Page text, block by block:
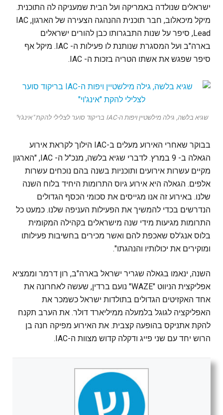
ישראלים שנולדה באמריקה ועל הבית שמעניקה לה התוכנית.
מיקל מיכאלוב, חבר תוכנית ההנהגה הצעירה של הארגון, IAC
Lead, סיפר על שנות התבגרותו כבן להורים ישראלים
בארה"ב ועל המסגרת שנותנת לו פעילות ה- IAC. מיקל אף
סיפר שפגש את אשתו הטריה בזכות ה- IAC.
שגיא בלשה, גילה מילשטיין ויפות ה-IAC בריקוד סוער לצלילי להקת "אינג'וי"
בבוקר שאחרי האירוע מעלים ב-IAC הילוך לקראת אירוע
הגאלה ב- 9 במרץ. לדברי שגיא בלשה, מנכ"ל ה- IAC, "הארגון
מקיים עשרות אירועים ותוכניות בשנה בהם נוכחים עשרות
אלפים. הגאלה היא אירוע גיוס התרומות היחיד בלוח השנה
שלנו. באירוע זה אנו מגייסים את סכומי הכסף הגדולים
הנדרשים בכדי להמשיך את הפעילות העניפה שלנו. כמעט כל
התרומות מגיעות מידי שנה מישראלים בקהילה המקומית
בלוס אנג'לס שאכפת להם ואשר מכירים בחשיבות פעילותו
ומוקירים את יכולותיו והנהגתו".
השנה, ינאמו בגאלה שגריר ישראל בארה"ב, רון דרמר וממציא
אפליקצית הניווט "WAZE" נועם ברדין, שעשה לאחרונה את
אחד האקזיטים הגדולים בתולדות ישראל כשמכר את
האפליקציה לגוגל בלמעלה ממיליארד דולר. את הערב תקנח
להקת אתניקס בהופעה קצבית. את האירוע מפיקה חנה בן
הרוש יחד עם שני פייג ודקלה קדוש מצוות ה-IAC.